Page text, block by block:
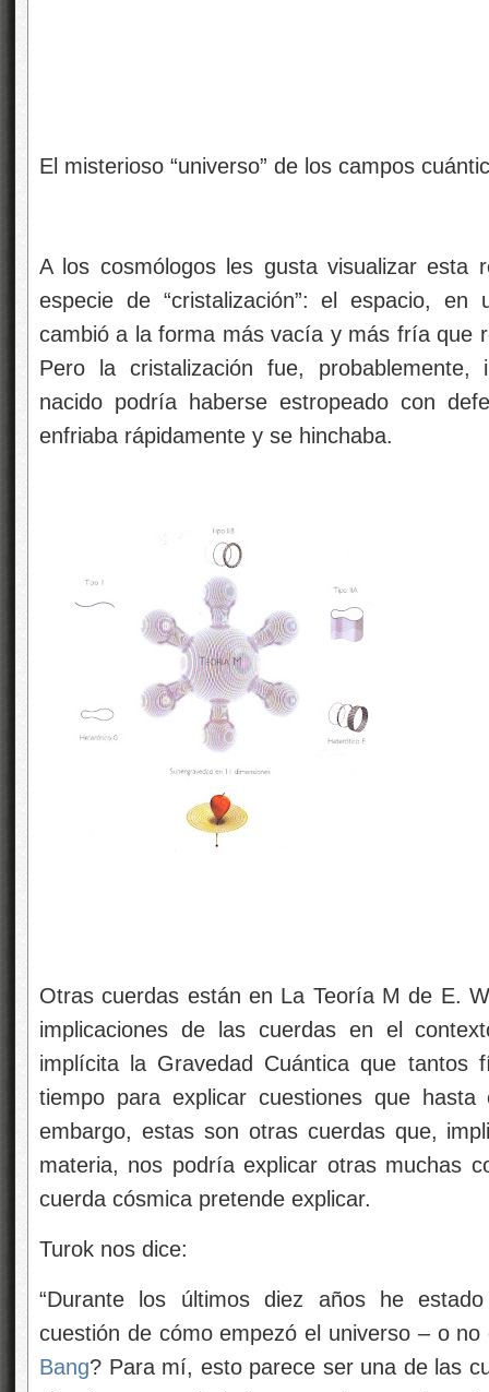
El misterioso “universo” de los campos
A los cosmólogos les gusta visualizar esta
especie de “cristalización”: el espacio,
cambió a la forma más vacía y más fría que
Pero la cristalización fue,
nacido podría haberse estropeado con
enfriaba rápidamente y se hinchaba.
Otras cuerdas están en La Teoría M de E.
implicaciones de las cuerdas en el
implícita la Gravedad Cuántica que tantos
tiempo para explicar cuestiones que
embargo, estas son otras cuerdas que,
materia, nos podría explicar otras muchas
cuerda cósmica pretende explicar.
Turok nos dice:
“Durante los últimos diez años he
cuestión de cómo empezó el universo – o
Bang? Para mí, esto parece ser una de las